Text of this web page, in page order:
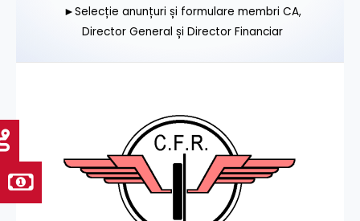
►Selecție anunțuri și formulare membri CA,
Director General și Director Financiar